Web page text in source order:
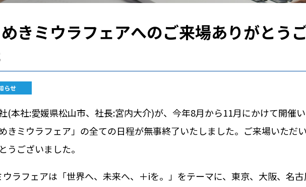
きミウラフェアへのご来場ありがとう
らせ
(本社:愛媛県松山市、社長:宮内大介)が、今年8月から11月にかけて開催
きミウラフェア」の全ての日程が無事終了いたしました。ご来場いただ
うございました。
ラフェアは「世界へ、未来へ、＋iを。」をテーマに、東京、大阪、名古